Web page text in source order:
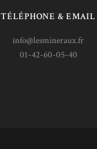
TÉLÉPHONE & EMAIL
info@lesmineraux.fr
01-42-60-05-40